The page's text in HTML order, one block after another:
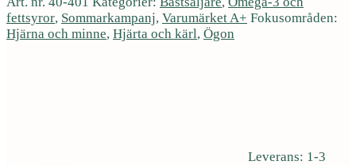
fettsyror, Sommarkampanj, Varumärket A+ Fokusområden:
Hjärna och minne, Hjärta och kärl, Ögon
Leverans: 1-3